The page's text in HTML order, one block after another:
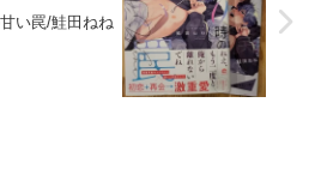
い罠/鮭田ねね